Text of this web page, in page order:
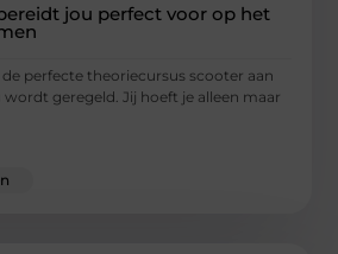
jou perfect voor op het
de perfecte theoriecursus scooter aan
geregeld. Jij hoeft je alleen maar